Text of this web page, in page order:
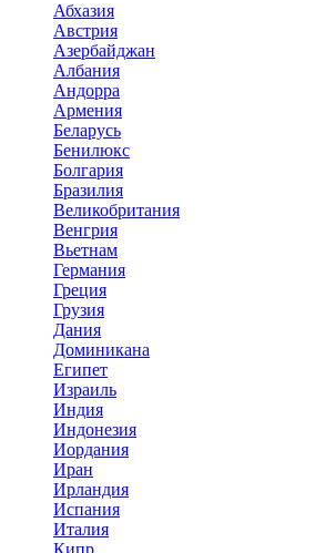
Абхазия
Австрия
Азербайджан
Албания
Андорра
Армения
Беларусь
Бенилюкс
Болгария
Бразилия
Великобритания
Венгрия
Вьетнам
Германия
Греция
Грузия
Дания
Доминикана
Египет
Израиль
Индия
Индонезия
Иордания
Иран
Ирландия
Испания
Италия